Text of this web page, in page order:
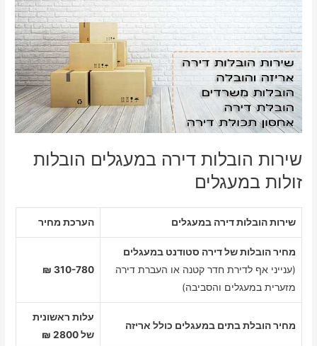
שירות הובלות דירה במעגלים הובלות
זולות במעגלים
שירות הובלות דירה במעגלים הערכת מחיר
מחיר הובלות של דירה סטודנט במעגלים
(ענייני אף לדירת חדר קטנה או העברת דירה
מזערית במעגלים והסביבה)
310-780 ₪
מחיר הובלת בתים במעגלים כולל אריזה
עלות ראשונית
של 2800 ₪